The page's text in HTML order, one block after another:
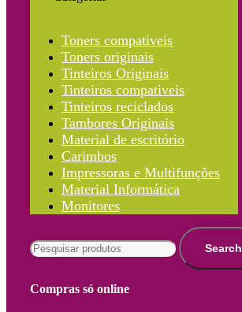
Toners compativeis
Toners originais
Tinteiros Originais
Tinteiros compativeis
Tinteiros reciclados
Tambores Originais
Material de escritório
Carimbos
Impressoras e Multifunções
Material Informática
Monitores
for:
Search
Compras só online